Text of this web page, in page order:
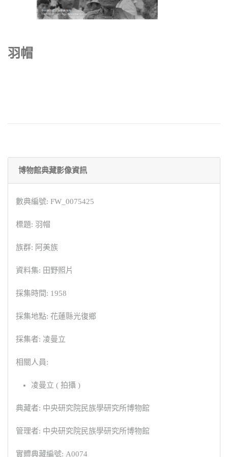
羽帽
博物館典藏影像資訊
數典編號: FW_0075425
標題: 羽帽
族群: 阿美族
資料集: 田野照片
採集時間: 1958
採集地點: 花蓮縣光復鄉
採集者: 凌曼立
相關人員:
凌曼立 ( 拍攝 )
典藏者: 中央研究院民族學研究所博物館
管理者: 中央研究院民族學研究所博物館
實體典藏編號: A0074